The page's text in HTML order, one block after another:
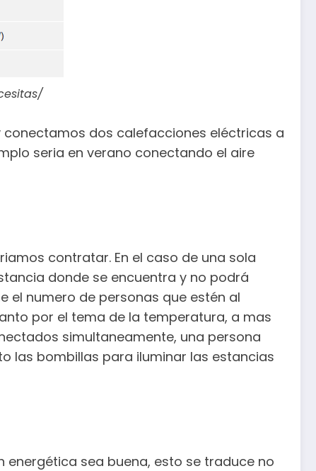
dos calefacciones eléctricas a
seria en verano conectando el aire
contratar. En el caso de una sola
donde se encuentra y no podrá
el numero de personas que estén al
por el tema de la temperatura, a mas
simultaneamente, una persona
las bombillas para iluminar las estancias
sea buena, esto se traduce no